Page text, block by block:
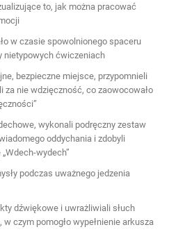
to, jak można pracować
w czasie spowolnionego spaceru
nietypowych ćwiczeniach
bezpieczne miejsce, przypomnieli
za nie wdzięczność, co zaowocowało
wykonali podręczny zestaw
oddychania i zdobyli
wydech”
podczas uważnego jedzenia
dźwiękowe i uwrażliwiali słuch
czym pomogło wypełnienie arkusza